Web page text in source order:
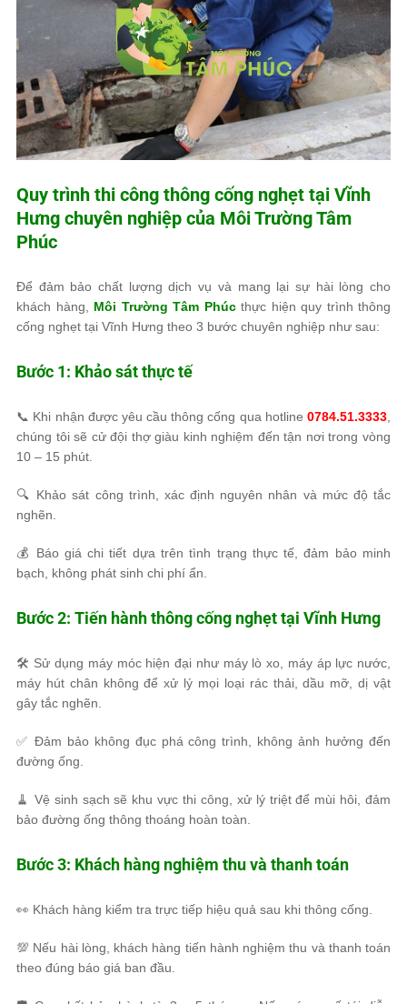
Quy trình thi công thông cống nghẹt tại Vĩnh
Hưng chuyên nghiệp của Môi Trường Tâm
Phúc
Để đảm bảo chất lượng dịch vụ và mang lại sự hài lòng cho
khách hàng, Môi Trường Tâm Phúcthực hiện quy trình thông
cống nghẹt tại Vĩnh Hưng theo 3 bước chuyên nghiệp như sau:
Bước 1: Khảo sát thực tế
📞 Khi nhận được yêu cầu thông cống qua hotline 0784.51.3333
chúng tôi sẽ cử đội thợ giàu kinh nghiệm đến tận nơi trong vòng
10 – 15 phút.
🔍 Khảo sát công trình, xác định nguyên nhân và mức độ tắc
nghẽn.
💰 Báo giá chi tiết dựa trên tình trạng thực tế, đảm bảo minh
bạch, không phát sinh chi phí ẩn.
Bước 2: Tiến hành thông cống nghẹt tại Vĩnh Hưng
🛠 Sử dụng máy móc hiện đại như máy lò xo, máy áp lực nước,
máy hút chân không để xử lý mọi loại rác thải, dầu mỡ, dị vật
gây tắc nghẽn.
✅ Đảm bảo không đục phá công trình, không ảnh hưởng đến
đường ống.
🧹 Vệ sinh sạch sẽ khu vực thi công, xử lý triệt để mùi hôi, đảm
bảo đường ống thông thoáng hoàn toàn.
Bước 3: Khách hàng nghiệm thu và thanh toán
👀 Khách hàng kiểm tra trực tiếp hiệu quả sau khi thông cống.
💯 Nếu hài lòng, khách hàng tiến hành nghiệm thu và thanh toán
theo đúng báo giá ban đầu.